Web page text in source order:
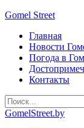
Gomel Street
Главная
Новости
Погода в
Контакты
GomelStreet.by